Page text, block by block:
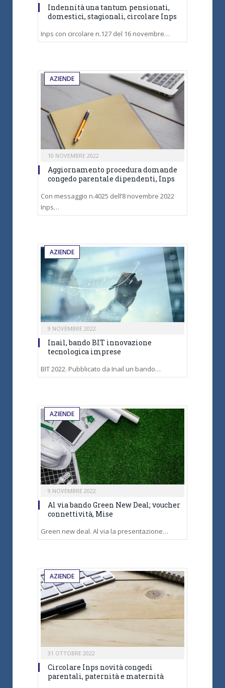
Indennità una tantum pensionati,
domestici, stagionali, circolare Inps
Inps con circolare n.127 del 16 novembre…
AZIENDE
10 NOVEMBRE 2022
Aggiornamento procedura domande
congedo parentale dipendenti, Inps
Con messaggio n.4025 dell’8 novembre 2022
Inps…
AZIENDE
9 NOVEMBRE 2022
Inail, bando BIT innovazione
tecnologica imprese
BIT 2022. Pubblicato da Inail un bando…
AZIENDE
9 NOVEMBRE 2022
Al via bando Green New Deal; voucher
connettività, Mise
Green new deal. Al via la presentazione…
AZIENDE
31 OTTOBRE 2022
Circolare Inps novità congedi
parentali, paternità e maternità